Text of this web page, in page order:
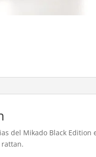
del Mikado Black